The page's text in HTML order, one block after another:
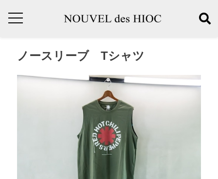
ノースリーブ Tシャツ